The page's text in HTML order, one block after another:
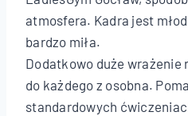
atmosfera. Kadra jest
bardzo miła.
Dodatkowo duże
do każdego z osobna.
standardowych